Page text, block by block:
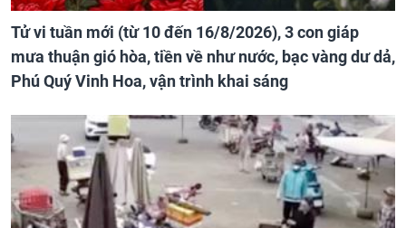
Tử vi tuần mới (từ 10 đến 16/8/2026), 3 con giáp
mưa thuận gió hòa, tiền về như nước, bạc vàng dư dả,
Phú Quý Vinh Hoa, vận trình khai sáng